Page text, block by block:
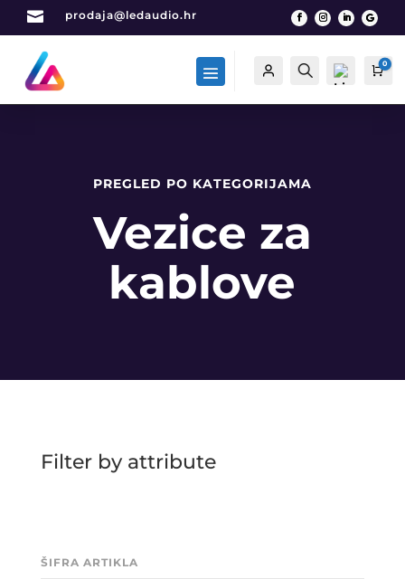
 prodaja@ledaudio.hr
Račun Traži 0
PREGLED PO KATEGORIJAMA
Vezice za
kablove
Filter by attribute
ŠIFRA ARTIKLA